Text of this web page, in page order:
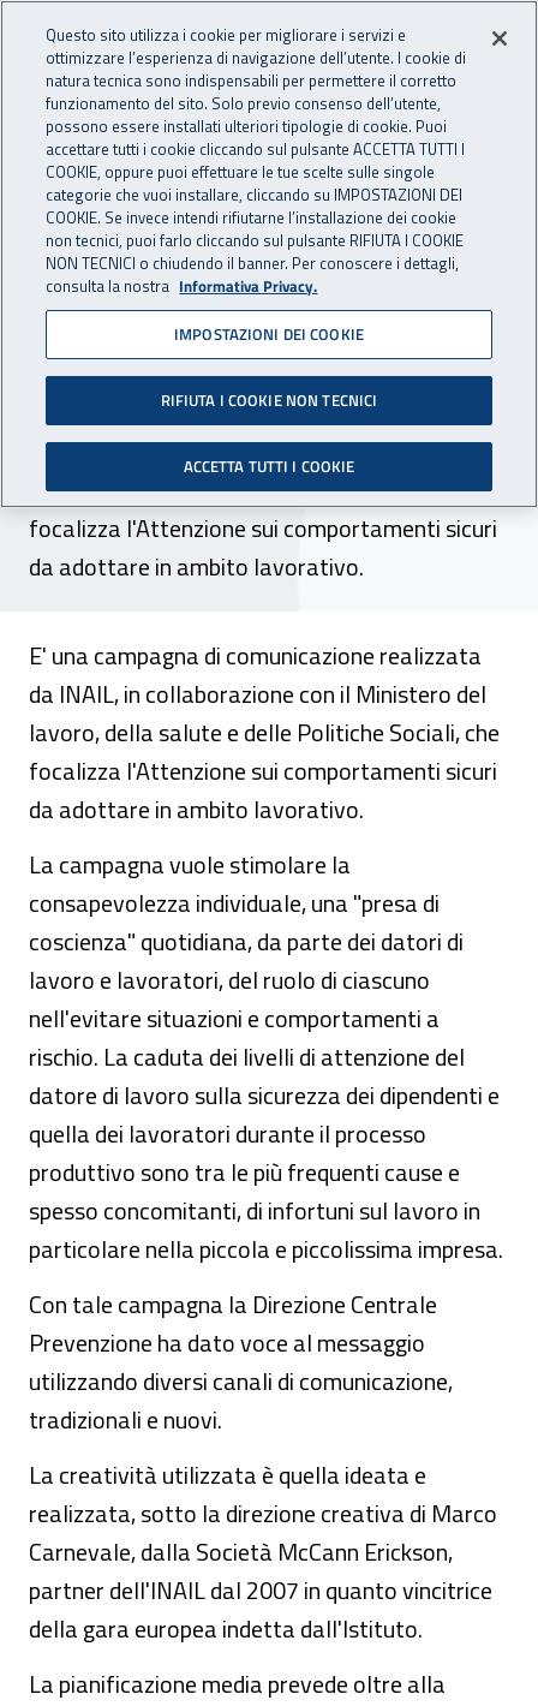
INAIL - Istituto Nazionale
Apri cerca
Navigazione principale
Navigazione - Ti trovi in:
Home Inail comunica Avvisi
Attenzione ai
comportamenti sicuri la
campagna
E' una campagna di comunicazione realizzata
da INAIL, in collaborazione con il Ministero del
lavoro, della salute e delle Politiche Sociali, che
focalizza l'Attenzione sui comportamenti sicuri
da adottare in ambito lavorativo.
E' una campagna di comunicazione realizzata
da INAIL, in collaborazione con il Ministero del
lavoro, della salute e delle Politiche Sociali, che
focalizza l'Attenzione sui comportamenti sicuri
da adottare in ambito lavorativo.
La campagna vuole stimolare la
consapevolezza individuale, una "presa di
coscienza" quotidiana, da parte dei datori di
lavoro e lavoratori, del ruolo di ciascuno
nell'evitare situazioni e comportamenti a
rischio. La caduta dei livelli di attenzione del
datore di lavoro sulla sicurezza dei dipendenti e
quella dei lavoratori durante il processo
produttivo sono tra le più frequenti cause e
spesso concomitanti, di infortuni sul lavoro in
particolare nella piccola e piccolissima impresa.
Con tale campagna la Direzione Centrale
Prevenzione ha dato voce al messaggio
utilizzando diversi canali di comunicazione,
tradizionali e nuovi.
La creatività utilizzata è quella ideata e
realizzata, sotto la direzione creativa di Marco
Carnevale, dalla Società McCann Erickson,
partner dell'INAIL dal 2007 in quanto vincitrice
della gara europea indetta dall'Istituto.
La pianificazione media prevede oltre alla
Questo sito utilizza i cookie per migliorare i servizi e
ottimizzare l’esperienza di navigazione dell’utente. I cookie di
natura tecnica sono indispensabili per permettere il corretto
funzionamento del sito. Solo previo consenso dell’utente,
possono essere installati ulteriori tipologie di cookie. Puoi
accettare tutti i cookie cliccando sul pulsante ACCETTA TUTTI I
COOKIE, oppure puoi effettuare le tue scelte sulle singole
categorie che vuoi installare, cliccando su IMPOSTAZIONI DEI
COOKIE. Se invece intendi rifiutarne l’installazione dei cookie
non tecnici, puoi farlo cliccando sul pulsante RIFIUTA I COOKIE
NON TECNICI o chiudendo il banner. Per conoscere i dettagli,
consulta la nostra Informativa Privacy.
IMPOSTAZIONI DEI COOKIE
RIFIUTA I COOKIE NON TECNICI
ACCETTA TUTTI I COOKIE